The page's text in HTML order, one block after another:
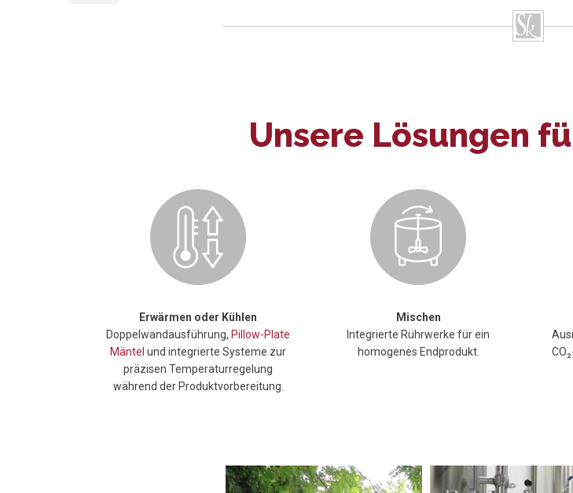
Unsere Lösungen
Erwärmen oder Kühlen
Doppelwandausführung, Pillow-Plate
Mäntel und integrierte Systeme zur
präzisen Temperaturregelung
während der Produktvorbereitung.
Mischen
Integrierte Rührwerke für ein
homogenes Endprodukt.